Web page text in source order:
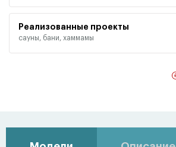
Реализованные проекты
сауны, бани, хаммамы